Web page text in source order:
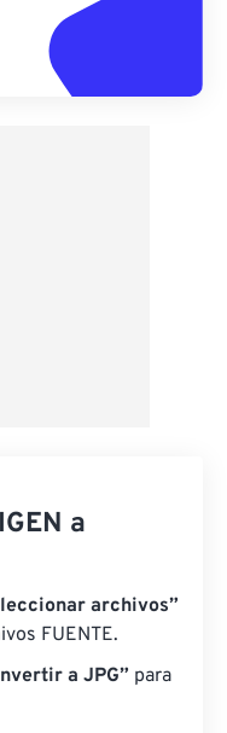
a
archivos”
FUENTE.
a JPG” para